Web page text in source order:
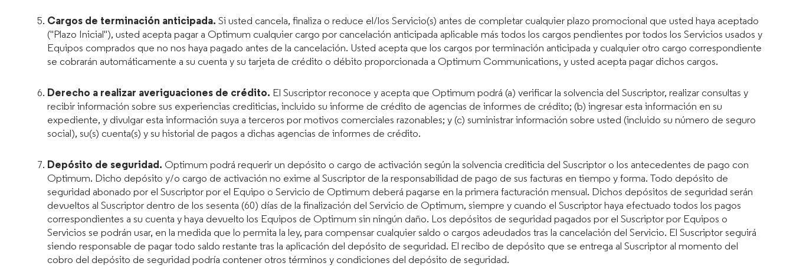
Cargos de terminación anticipada. Si usted cancela, finaliza o reduce el/los Servicio(s) antes de completar cualquier plazo promocional que usted haya aceptado
("Plazo Inicial"), usted acepta pagar a Optimum cualquier cargo por cancelación anticipada aplicable más todos los cargos pendientes por todos los Servicios usados y
Equipos comprados que no nos haya pagado antes de la cancelación. Usted acepta que los cargos por terminación anticipada y cualquier otro cargo correspondiente
se cobrarán automáticamente a su cuenta y su tarjeta de crédito o débito proporcionada a Optimum Communications, y usted acepta pagar dichos cargos.
Derecho a realizar averiguaciones de crédito. El Suscriptor reconoce y acepta que Optimum podrá (a) verificar la solvencia del Suscriptor, realizar consultas y
recibir información sobre sus experiencias crediticias, incluido su informe de crédito de agencias de informes de crédito; (b) ingresar esta información en su
expediente, y divulgar esta información suya a terceros por motivos comerciales razonables; y (c) suministrar información sobre usted (incluido su número de seguro
social), su(s) cuenta(s) y su historial de pagos a dichas agencias de informes de crédito.
Depósito de seguridad. Optimum podrá requerir un depósito o cargo de activación según la solvencia crediticia del Suscriptor o los antecedentes de pago con
Optimum. Dicho depósito y/o cargo de activación no exime al Suscriptor de la responsabilidad de pago de sus facturas en tiempo y forma. Todo depósito de
seguridad abonado por el Suscriptor por el Equipo o Servicio de Optimum deberá pagarse en la primera facturación mensual. Dichos depósitos de seguridad serán
devueltos al Suscriptor dentro de los sesenta (60) días de la finalización del Servicio de Optimum, siempre y cuando el Suscriptor haya efectuado todos los pagos
correspondientes a su cuenta y haya devuelto los Equipos de Optimum sin ningún daño. Los depósitos de seguridad pagados por el Suscriptor por Equipos o
Servicios se podrán usar, en la medida que lo permita la ley, para compensar cualquier saldo o cargos adeudados tras la cancelación del Servicio. El Suscriptor seguirá
siendo responsable de pagar todo saldo restante tras la aplicación del depósito de seguridad. El recibo de depósito que se entrega al Suscriptor al momento del
cobro del depósito de seguridad podría contener otros términos y condiciones del depósito de seguridad.